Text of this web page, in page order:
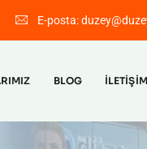
E-posta:
BLOG İLETIŞIM